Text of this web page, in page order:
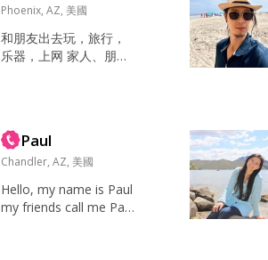
Phoenix, AZ, 美國
和朋友出去玩，旅行，
乐器，上网 家人、朋
Paul
Chandler, AZ, 美國
Hello, my name is Paul
my friends call me Paul